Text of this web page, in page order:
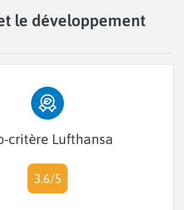
le développement
critère Lufthansa
3.6/5